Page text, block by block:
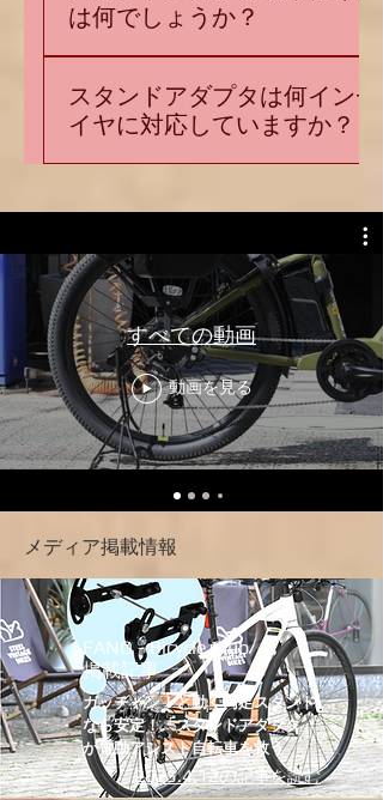
ニック ジェッターJAMIS RENEGADE
EXILEBianchi LECCO ebikeTern
HaulD8チタンバイククロスバイク
roadend ダルメッキベネリ20リアモ
Bianchiメトロ20JAMIS coda
sequel27.5FUJI FATHER CX
FLAT26HECANNONDALEＦ600
DiskESR20×2.2インチラレースタッ
ハイテンスチール700Cブリーザー
エレクトラ タウニーパナソニックジ
ー/クイック仕様BrunoFELTF65Xベ
ニYAMAHA YPJ-Rグラビエ2022サテ
シルバーENNE20ファットM12リア
SPECIALIZED Vado SL 2TREK
ミヤタ CRUISE i CS 5080クルーズ i
5080Bianchi アルミロード
IMPULSOMARINTern
20 チェレステSPECIALIZED
カー rnc3ネオコット黒塗装WABASH
RTsequelBianchi C Sport 1ルイガノ
ーDISKTern Vectron s10CHARGE
サヒ ログアドベンチャーGIANT
クイックとスルーに対応しているア
拡張処理をしてから販売お届け致し
別途お問い合わせください。
https://www.instagram.com/p/
パナソニックのジェッター等の電動
取り付け例
MATEなどの電動ファットバイク等
1.5mm アーレンキー（六角）8mm
は何でしょうか？
調整して取り付けます。スタンドア
同梱された各パーツは、様々なタイ
スタンドアダプタは何インチ
イヤに対応していますか？
すべての動画
動画を見る
メディア掲載情報
FANQ - Bicycle Club
掲載記事
ガッチャン！と動く両足スタンド
なら安定！「スタンドアダプタ」
が電動アシスト自転車を救う
2025.4.12の記事を読む